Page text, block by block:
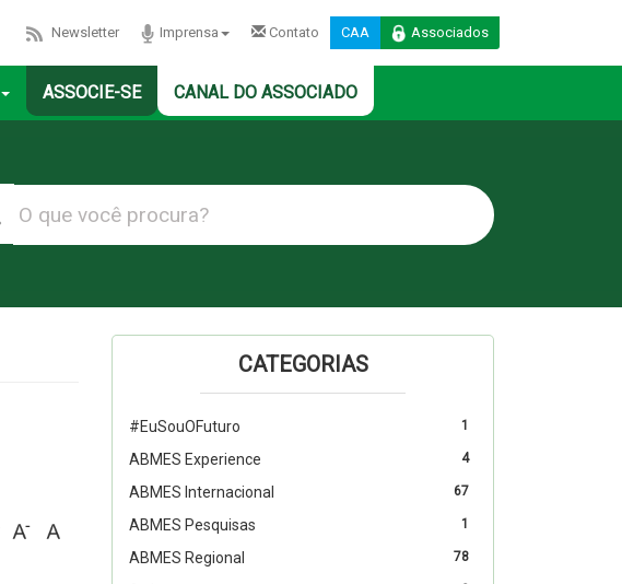
Newsletter Imprensa Contato CAA Associados
ASSOCIE-SE CANAL DO ASSOCIADO
CATEGORIAS
1
#EuSouOFuturo
4
ABMES Experience
67
ABMES Internacional
1
ABMES Pesquisas
78
ABMES Regional